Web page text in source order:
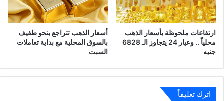
ارتفاعات ملحوظة بأسعار الذهب
محلياً .. وعيار 24 يتجاوز الـ 6828
جنيه
أسعار الذهب تتراجع بنحو طفيف
بالسوق المحلية مع بداية تعاملات
السبت
اترك تعليقاً